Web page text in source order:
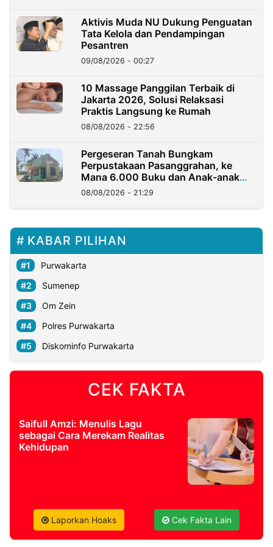
Aktivis Muda NU Dukung Penguatan
Tata Kelola dan Pendampingan
Pesantren
09/08/2026 - 00:27
10 Massage Panggilan Terbaik di
Jakarta 2026, Solusi Relaksasi
Praktis Langsung ke Rumah
08/08/2026 - 22:56
Pergeseran Tanah Bungkam
Perpustakaan Pasanggrahan, ke
Mana 6.000 Buku dan Anak-anak
Kini?
08/08/2026 - 21:29
KABAR PILIHAN
Purwakarta
Sumenep
Om Zein
Polres Purwakarta
Diskominfo Purwakarta
CEK FAKTA
Saifull Amzi: Menulis Lagu
sebagai Cara Merekam Realitas
Kehidupan
Laporkan Hoaks Cek Fakta Lain